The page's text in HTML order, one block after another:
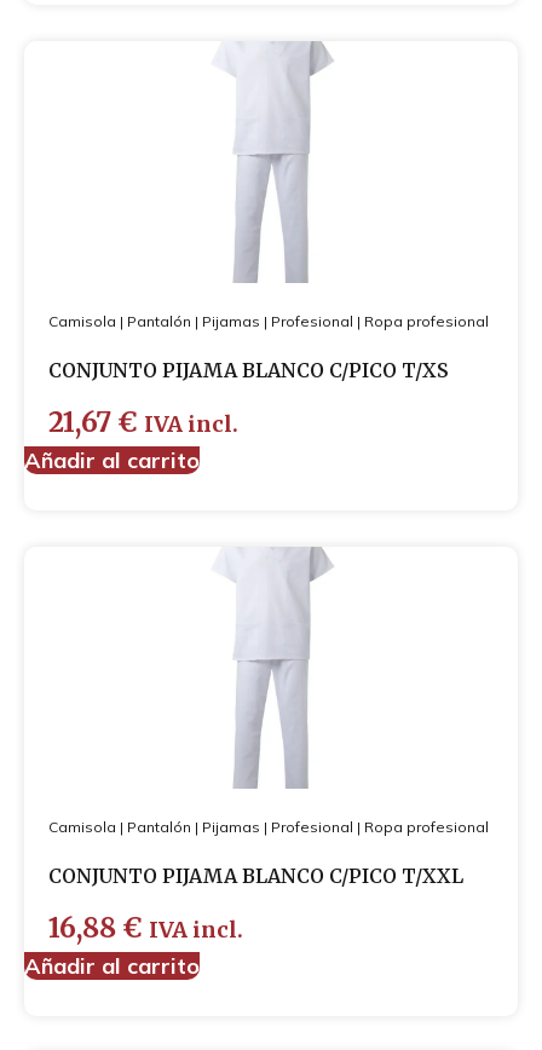
Camisola | Pantalón | Pijamas | Profesional | Ropa profesional
CONJUNTO PIJAMA BLANCO C/PICO T/XS
21,67 € IVA incl.
Añadir al carrito
Camisola | Pantalón | Pijamas | Profesional | Ropa profesional
CONJUNTO PIJAMA BLANCO C/PICO T/XXL
16,88 € IVA incl.
Añadir al carrito